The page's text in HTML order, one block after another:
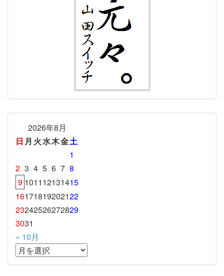
2026年8月
日 月 火水木金土
1
2 3 4 5 6 7 8
9 101112131415
16171819202122
23242526272829
3031
« 10月